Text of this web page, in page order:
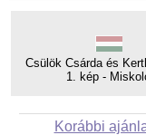
Csülök Csárda és
1. kép -
Korábbi